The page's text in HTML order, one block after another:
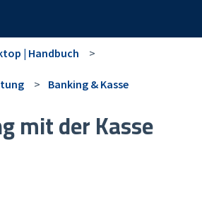
| Handbuch
Banking & Kasse
mit der Kasse